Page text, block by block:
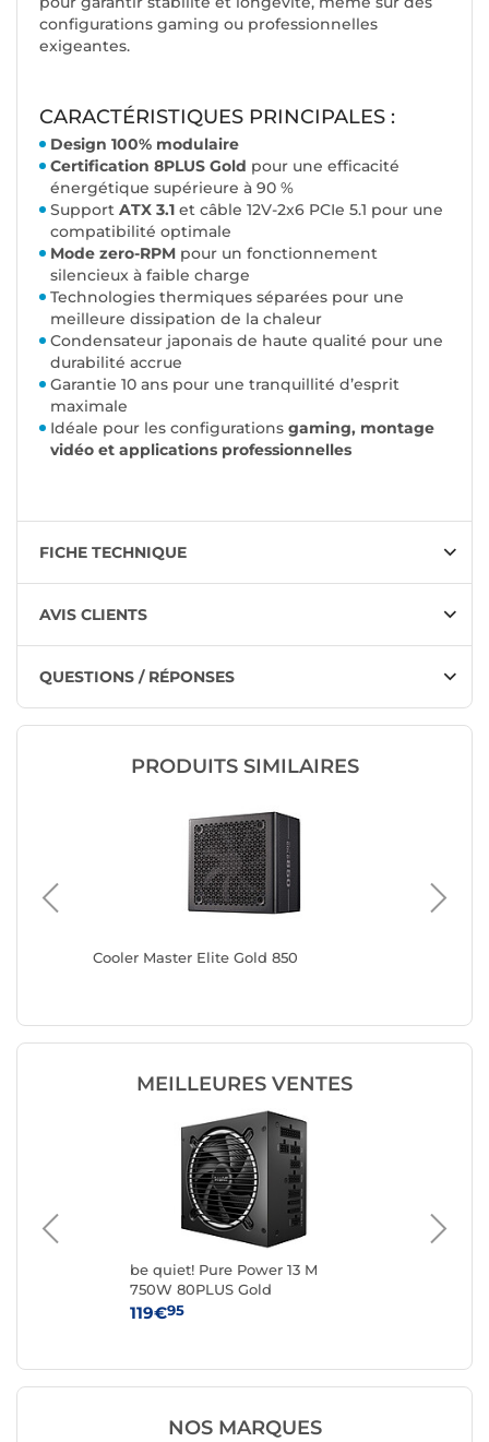
configurations gaming ou professionnelles
exigeantes.
CARACTÉRISTIQUES PRINCIPALES :
Design 100% modulaire
Certification 8PLUS Gold pour une efficacité
énergétique supérieure à 90 %
Support ATX 3.1 et câble 12V-2x6 PCIe 5.1 pour une
compatibilité optimale
Mode zero-RPM pour un fonctionnement
silencieux à faible charge
Technologies thermiques séparées pour une
meilleure dissipation de la chaleur
Condensateur japonais de haute qualité pour une
durabilité accrue
Garantie 10 ans pour une tranquillité d’esprit
maximale
Idéale pour les configurations gaming, montage
vidéo et applications professionnelles
FICHE TECHNIQUE
AVIS CLIENTS
QUESTIONS / RÉPONSES
PRODUITS SIMILAIRES
Cooler Master Elite Gold 850
MEILLEURES VENTES
be quiet! Pure Power 13 M
750W 80PLUS Gold
119€95
NOS MARQUES